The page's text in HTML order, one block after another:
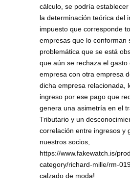
cálculo, se podría
la determinación teórica del
impuesto que corresponde
empresas que lo conforman
problemática que se está
que aún se rechaza el gasto
empresa con otra empresa
dicha empresa relacionada,
ingreso por ese pago que
genera una asimetría en el
Tributario y un
correlación entre ingresos y
nuestros socios,
https://www.fakewatch.is/
category/richard-mille/rm-
calzado de moda!